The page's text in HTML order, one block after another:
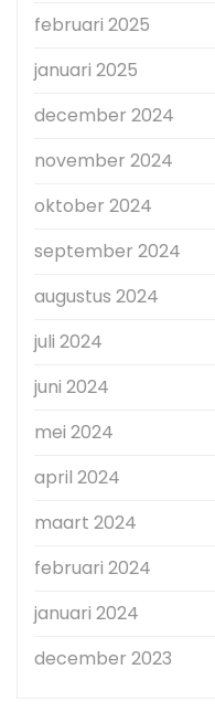
februari 2025
januari 2025
december 2024
november 2024
oktober 2024
september 2024
augustus 2024
juli 2024
juni 2024
mei 2024
april 2024
maart 2024
februari 2024
januari 2024
december 2023